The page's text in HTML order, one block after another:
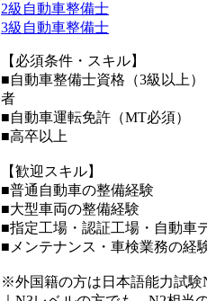
2級自動車整備士
3級自動車整備士
【必須条件・スキル】
■自動車整備士資格（3級以上
者
■自動車運転免許（MT必須）
■高卒以上
【歓迎スキル】
■普通自動車の整備経験
■大型車両の整備経験
■指定工場・認証工場・自動車
■メンテナンス・車検業務の経
※外国籍の方は日本語能力試験